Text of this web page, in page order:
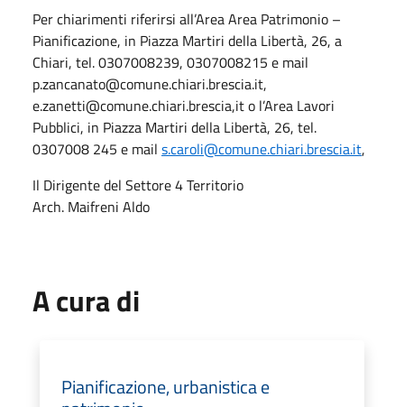
Per chiarimenti riferirsi all’Area Area Patrimonio –
Pianificazione, in Piazza Martiri della Libertà, 26, a
Chiari, tel. 0307008239, 0307008215 e mail
p.zancanato@comune.chiari.brescia.it,
e.zanetti@comune.chiari.brescia,it o l’Area Lavori
Pubblici, in Piazza Martiri della Libertà, 26, tel.
0307008 245 e mail s.caroli@comune.chiari.brescia.it,
Il Dirigente del Settore 4 Territorio
Arch. Maifreni Aldo
A cura di
Pianificazione, urbanistica e